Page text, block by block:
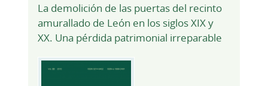
La demolición de las puertas del recinto
amurallado de León en los siglos XIX y
XX. Una pérdida patrimonial irreparable